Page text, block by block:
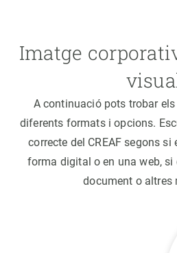
Imatge
A continuació pots trobar els
diferents formats i opcions.
correcte del CREAF segons
forma digital o en una web,
document o altres